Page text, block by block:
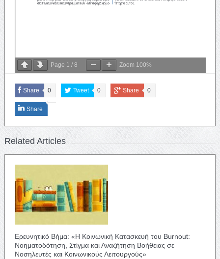
Page 1 / 8 Zoom 100%
Share 0 Tweet 0 Share 0
Share
Related Articles
Ερευνητικό Βήμα: «Η Κοινωνική Κατασκευή του Burnout:
Νοηματοδότηση, Στίγμα και Αναζήτηση Βοήθειας σε
Νοσηλευτές και Κοινωνικούς Λειτουργούς»